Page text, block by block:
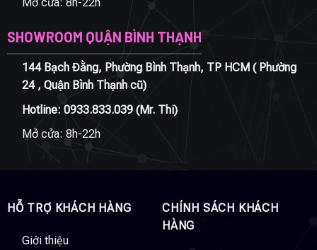
SHOWROOM QUẬN BÌNH THẠNH
144 Bạch Đằng, Phường Bình Thạnh, TP HCM ( Phường
24 , Quận Bình Thạnh cũ)
Hotline: 0933.833.039(Mr. Thi)
Mở cửa: 8h-22h
HỖ TRỢ KHÁCH HÀNG
Giới thiệu
CHÍNH SÁCH KHÁCH
HÀNG